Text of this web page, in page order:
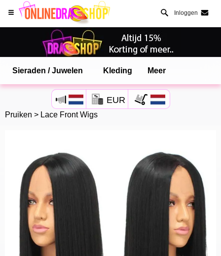
Inloggen
Sieraden / Juwelen Kleding Meer
EUR
Pruiken > Lace Front Wigs
Open Safari menu.
of klik de safari knop zoals hiernaast getoont